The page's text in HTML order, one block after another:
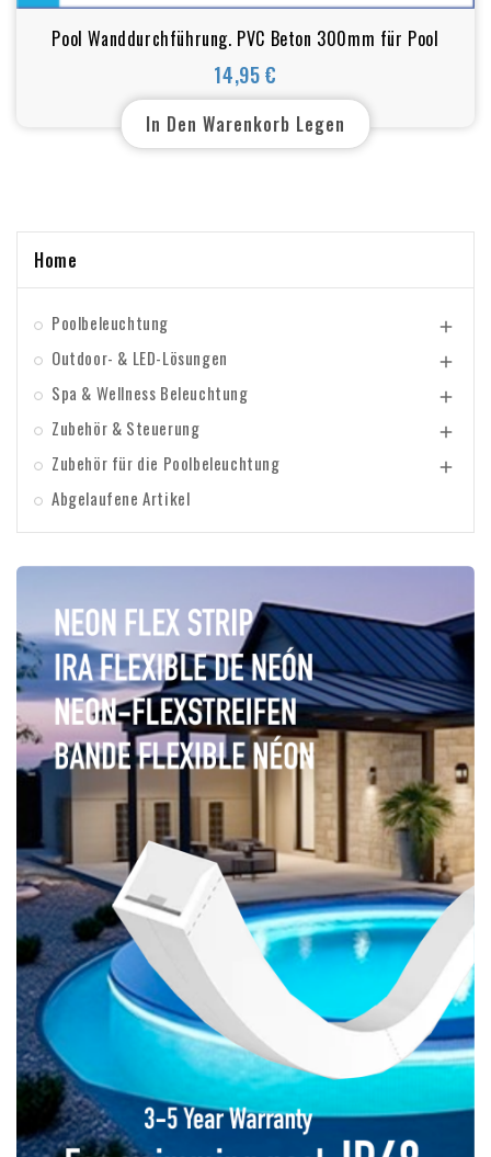
Pool Wanddurchführung. PVC Beton 300mm für Pool
14,95 €
Preis
In Den Warenkorb Legen
Home
Poolbeleuchtung 
Outdoor- & LED-Lösungen 
Spa & Wellness Beleuchtung 
Zubehör & Steuerung 
Zubehör für die Poolbeleuchtung 
Abgelaufene Artikel